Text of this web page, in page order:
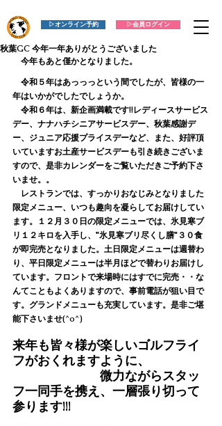
▷会員ログイン
▷オンライン予約
秋葉GC 今年一年ありがとうございました
今年もあと僅かとなりました。
令和５年はあっっっという間でしたが、皆様の一
年はいかがでしたでしょうか。
令和６年は、新企画満載です!!レディースサービス
デー、ナナハチシニアサービスデー、秋葉感謝デ
ー、ジュニア応援プライスデーなど、また、好評頂
いていますお土産サービスデーも引き続きございま
すので、是非カレンダーをご覧いただきご予約下さ
いませ。。
レストランでは、すっかりおなじみとなりました
限定メニュー、いつも趣向を凝らしてお届けしてい
ます。１２月３０日の限定メニューでは、氷見寒ブ
リ１２キロを入手し、"氷見寒ブリ尽くし膳"３０食
が即完売となりました。土日限定メニューは週替わ
り、平日限定メニューは半月ほどで替わりお届けし
ています。フロントで来場時にはすでに完売・・な
んてこともよくありますので、事前電話が狙い目で
す。グランドメニューも充実しています。是非ご堪
能下さいませ(^o^)
来年も皆々様が楽しいゴルフライ
フがおくれますように、
微力ながらスタッ
フ一同手を携え、一層張り切って
参ります!!!